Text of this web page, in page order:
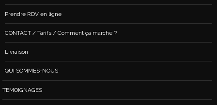
Prendre RDV en ligne
CONTACT / Tarifs / Comment ça marche ?
Livraison
QUI SOMMES-NOUS
TEMOIGNAGES